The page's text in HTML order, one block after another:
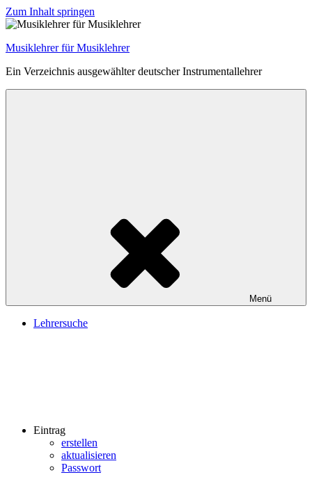
Zum Inhalt springen
Musiklehrer für Musiklehrer
Ein Verzeichnis ausgewählter deutscher Instrumentallehrer
Menü
Lehrersuche
Eintrag
erstellen
aktualisieren
Passwort